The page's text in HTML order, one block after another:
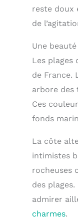
reste doux
de
Une
Les plages
de France.
arbore des
Ces
fonds
La côte
intimistes
rocheuses
des
admirer
charmes.